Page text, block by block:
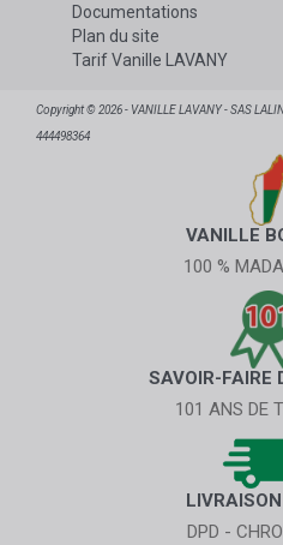
Documentations
Plan du site
Tarif Vanille LAVANY
Copyright © 2026 - VANILLE LAVANY - SAS
444498364
VANILLE
100 %
SAVOIR-FAIRE
101 ANS DE
DPD -